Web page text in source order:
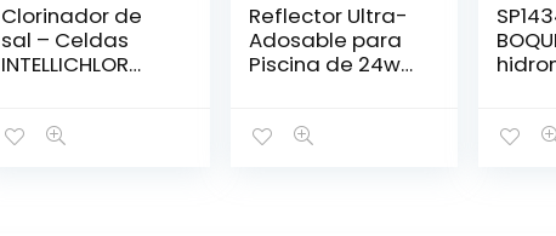
Clorinador de
sal – Celdas
INTELLICHLOR
Reflector Ultra-
Adosable para
Piscina de 24w